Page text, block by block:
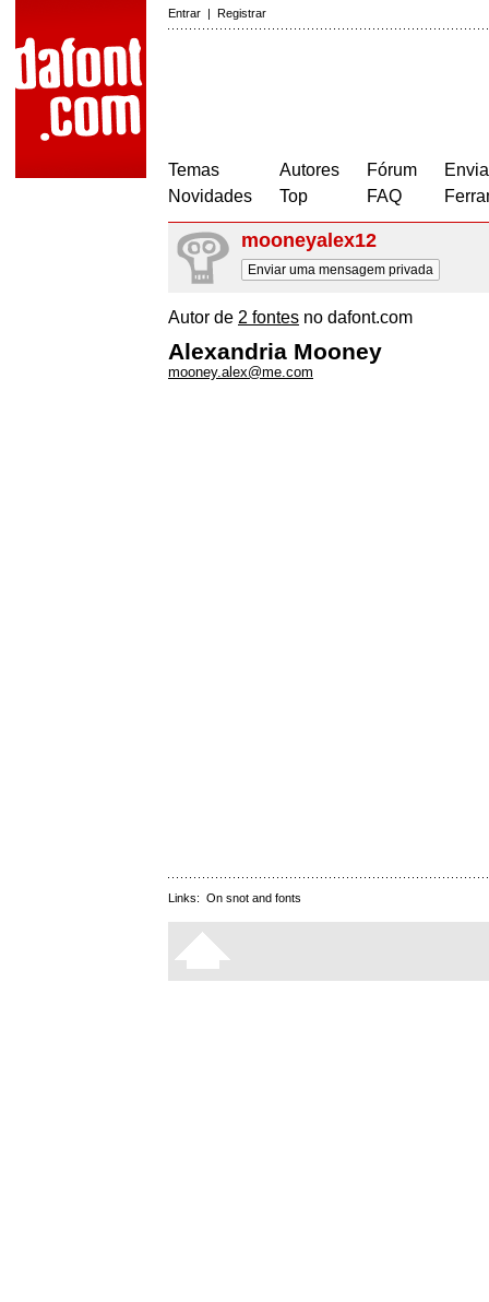
Entrar | Registrar
Temas
Novidades
Autores
Top
Fórum
FAQ
mooneyalex12
Enviar uma mensagem privada
Autor de 2 fontes no dafont.com
Alexandria Mooney
mooney.alex@me.com
Links: On snot and fonts